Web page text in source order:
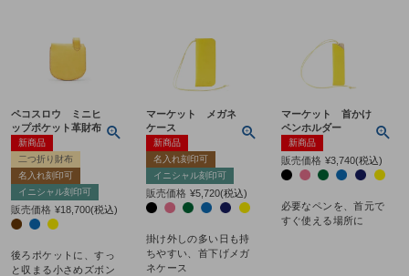
ペコスロウ ミニヒ
ップポケット革財布
新商品
二つ折り財布
名入れ刻印可
イニシャル刻印可
販売価格 ¥18,700 税込
後ろポケットに、すっ
と収まる小さめズボン
マーケット メガネ
ケース
新商品
名入れ刻印可
イニシャル刻印可
販売価格 ¥5,720 税込
掛け外しの多い日も持
ちやすい、首下げメガ
ネケース
マーケット 首かけ
ペンホルダー
新商品
販売価格 ¥3,740 税込
必要なペンを、首元で
すぐ使える場所に